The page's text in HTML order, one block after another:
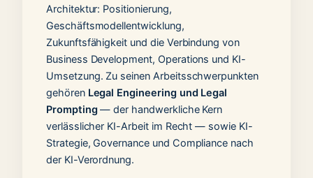
Architektur: Positionierung,
Geschäftsmodellentwicklung,
Zukunftsfähigkeit und die Verbindung von
Business Development, Operations und KI-
Umsetzung. Zu seinen Arbeitsschwerpunkten
gehören Legal Engineering und Legal
Prompting — der handwerkliche Kern
verlässlicher KI-Arbeit im Recht — sowie KI-
Strategie, Governance und Compliance nach
der KI-Verordnung.